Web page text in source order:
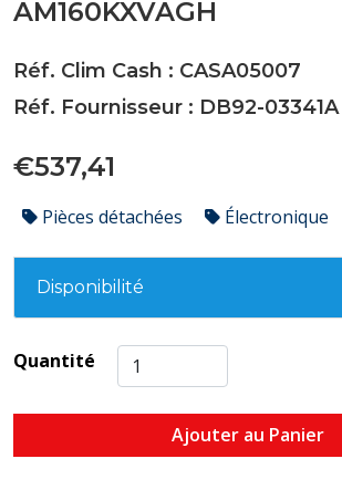
AM160KXVAGH
Réf. Clim Cash : CASA05007
Réf. Fournisseur : DB92-03341A
€537,41
Pièces détachées Électronique
Disponibilité
Quantité
Ajouter au Panier